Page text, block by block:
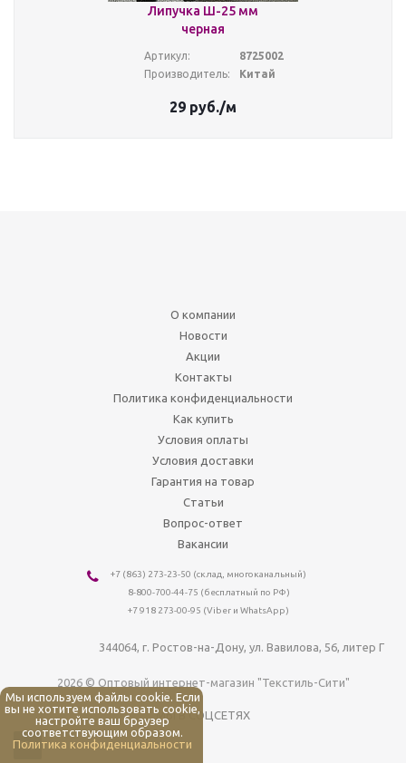
Липучка Ш-25 мм
черная
Артикул:
8725002
Производитель:
Китай
29 руб./м
О компании
Новости
Акции
Контакты
Политика конфиденциальности
Как купить
Условия оплаты
Условия доставки
Гарантия на товар
Статьи
Вопрос-ответ
Вакансии
+7 (863) 273-23-50 (склад, многоканальный)
8-800-700-44-75 (бесплатный по РФ)
+7 918 273-00-95 (Viber и WhatsApp)
344064, г. Ростов-на-Дону, ул. Вавилова, 56, литер Г
2026 © Оптовый интернет-магазин "Текстиль-Сити"
МЫ В СОЦСЕТЯХ
Мы используем файлы cookie. Если
вы не хотите использовать cookie,
настройте ваш браузер
соответствующим образом.
Политика конфиденциальности